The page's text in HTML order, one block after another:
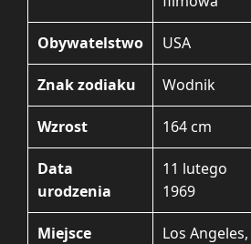
Obywatelstwo USA
Znak zodiaku Wodnik
Wzrost 164 cm
Data
urodzenia
11 lutego
1969
Miejsce
Los Angeles,